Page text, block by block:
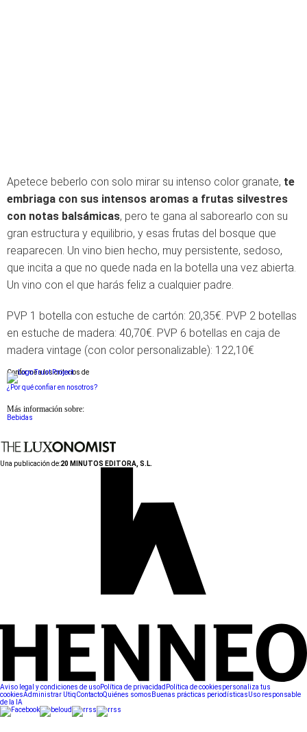
Apetece beberlo con solo mirar su intenso color granate, te
embriaga con sus intensos aromas a frutas silvestres
con notas balsámicas, pero te gana al saborearlo con su
gran estructura y equilibrio, y esas frutas del bosque que
reaparecen. Un vino bien hecho, muy persistente, sedoso,
que incita a que no quede nada en la botella una vez abierta.
Un vino con el que harás feliz a cualquier padre.
PVP 1 botella con estuche de cartón: 20,35€. PVP 2 botellas
en estuche de madera: 40,70€. PVP 6 botellas en caja de
madera vintage (con color personalizable): 122,10€
Conforme a los criterios de
¿Por qué confiar en nosotros?
Más información sobre:
Bebidas
Una publicación de:20 MINUTOS EDITORA, S.L.
Aviso legal y condiciones de usoPolítica de privacidad Política de cookiespersonaliza tus
cookiesAdministrar UtiqContactoQuiénes somos Buenas prácticas periodísticasUso responsable
de la IA